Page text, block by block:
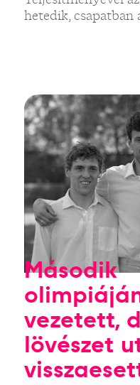
hetedik, csapatban
Második
vezetett,
lövészet